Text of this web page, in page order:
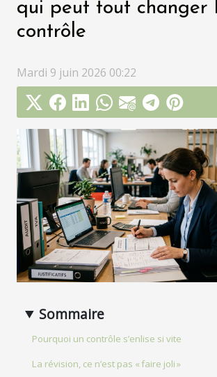
qui peut tout changer
contrôle
Mardi 9 juin 2026 00:22
Sommaire
Pourquoi un contrôle s’enlise si vite
La révision, ce n’est pas « faire joli »